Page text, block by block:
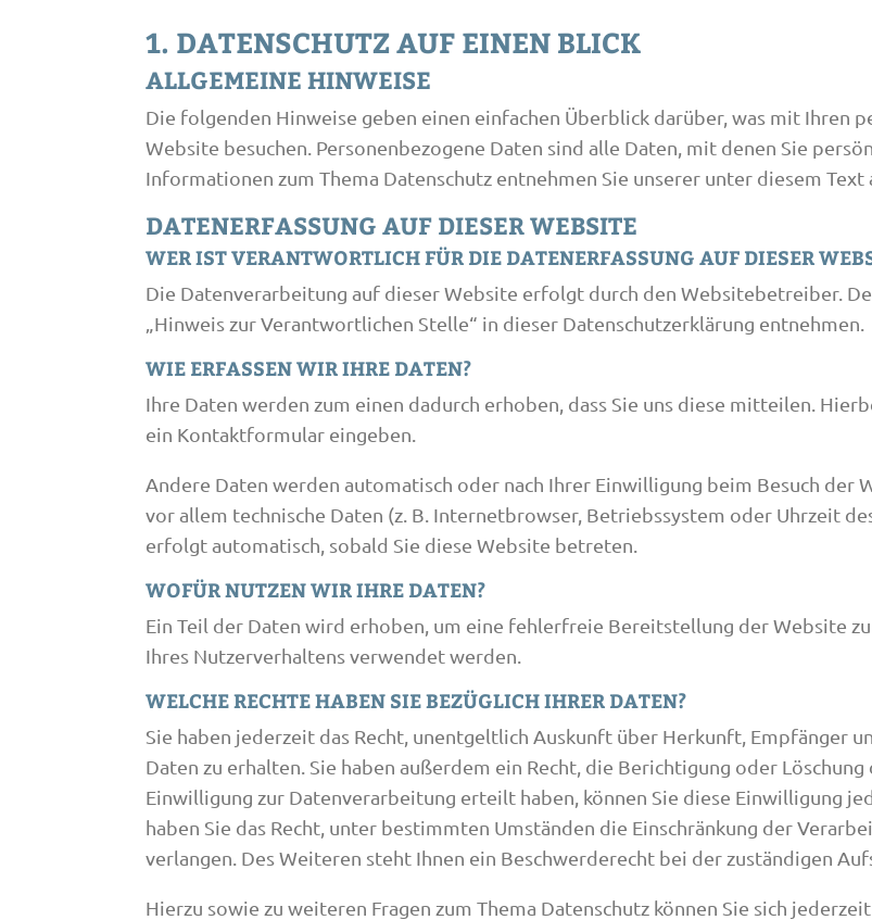
1. DATENSCHUTZ AUF EINEN BLICK
ALLGEMEINE HINWEISE
Die folgenden Hinweise geben einen einfachen Überblick darüber, was mit Ihren
Website besuchen. Personenbezogene Daten sind alle Daten, mit denen Sie
Informationen zum Thema Datenschutz entnehmen Sie unserer unter diesem
DATENERFASSUNG AUF DIESER WEBSITE
WER IST VERANTWORTLICH FÜR DIE DATENERFASSUNG AUF DIESER
Die Datenverarbeitung auf dieser Website erfolgt durch den Websitebetreiber.
„Hinweis zur Verantwortlichen Stelle“ in dieser Datenschutzerklärung entnehmen.
WIE ERFASSEN WIR IHRE DATEN?
Ihre Daten werden zum einen dadurch erhoben, dass Sie uns diese mitteilen.
ein Kontaktformular eingeben.
Andere Daten werden automatisch oder nach Ihrer Einwilligung beim Besuch der
vor allem technische Daten (z. B. Internetbrowser, Betriebssystem oder Uhrzeit
erfolgt automatisch, sobald Sie diese Website betreten.
WOFÜR NUTZEN WIR IHRE DATEN?
Ein Teil der Daten wird erhoben, um eine fehlerfreie Bereitstellung der Website
Ihres Nutzerverhaltens verwendet werden.
WELCHE RECHTE HABEN SIE BEZÜGLICH IHRER DATEN?
Sie haben jederzeit das Recht, unentgeltlich Auskunft über Herkunft, Empfänger
Daten zu erhalten. Sie haben außerdem ein Recht, die Berichtigung oder
Einwilligung zur Datenverarbeitung erteilt haben, können Sie diese Einwilligung
haben Sie das Recht, unter bestimmten Umständen die Einschränkung der
verlangen. Des Weiteren steht Ihnen ein Beschwerderecht bei der zuständigen
Hierzu sowie zu weiteren Fragen zum Thema Datenschutz können Sie sich jederzeit